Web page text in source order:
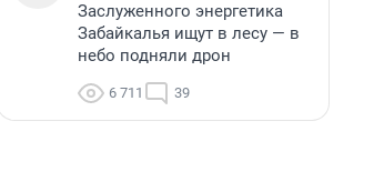
Заслуженного энергетика
Забайкалья ищут в лесу — в
небо подняли дрон
6 711 39